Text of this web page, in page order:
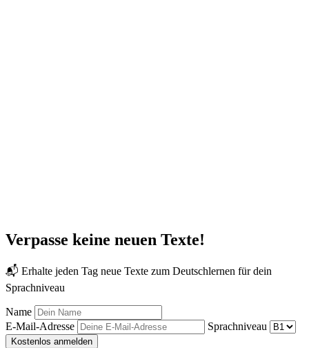
Verpasse keine neuen Texte!
📬 Erhalte jeden Tag neue Texte zum Deutschlernen für dein
Sprachniveau
Name
E-Mail-Adresse
Sprachniveau
Kostenlos anmelden